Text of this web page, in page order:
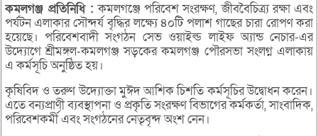
কমলগঞ্জপ্রতিনিধি : কমলগঞ্জে পরিবেশ সংরক্ষণ, জীববৈচিত্র্য রক্ষা এবং
পর্যটন এলাকার সৌন্দর্য বৃদ্ধির লক্ষ্যে ৪০টি পলাশ গাছের চারা রোপণ করা
হয়েছে। পরিবেশবাদী সংগঠন সেভ ওয়াইল্ড লাইফ অ্যান্ড নেচার-এর
উদ্যোগে শ্রীমঙ্গল-কমলগঞ্জ সড়কের কমলগঞ্জ পৌরসভা সংলগ্ন এলাকায়
এ কর্মসূচি অনুষ্ঠিত হয়।
কৃষিবিদ ও তরুণ উদ্যোক্তা মুঈদ আশিক চিশতি কর্মসূচির উদ্বোধন করেন।
এতে বন্যপ্রাণী ব্যবস্থাপনা ও প্রকৃতি সংরক্ষণ বিভাগের কর্মকর্তা, সাংবাদিক,
পরিবেশকর্মী এবং সংগঠনের নেতৃবৃন্দ অংশ নেন।